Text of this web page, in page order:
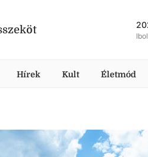
Hírek Kult Életmód